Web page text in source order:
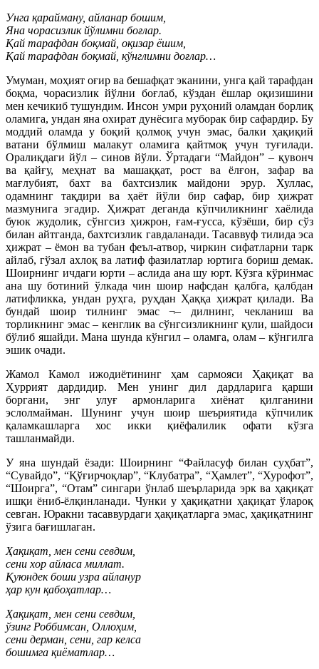
Унга қарайману, айланар бошим,
Яна чорасизлик йўлимни боғлар.
Қай тарафдан боқмай, оқизар ёшим,
Қай тарафдан боқмай, кўнглимни доғлар…
Умуман, моҳият оғир ва бешафқат эканини, унга қай тарафдан
боқма, чорасизлик йўлни боғлаб, кўздан ёшлар оқизишини
мен кечикиб тушундим. Инсон умри руҳоний оламдан борлиқ
оламига, ундан яна охират дунёсига муборак бир сафардир. Бу
моддий оламда у боқий қолмоқ учун эмас, балки ҳақиқий
ватани бўлмиш малакут оламига қайтмоқ учун туғилади.
Оралиқдаги йўл – синов йўли. Ўртадаги “Майдон” – қувонч
ва қайғу, меҳнат ва машаққат, рост ва ёлғон, зафар ва
мағлубият, бахт ва бахтсизлик майдони эрур. Хуллас,
одамнинг тақдири ва ҳаёт йўли бир сафар, бир ҳижрат
мазмунига эгадир. Ҳижрат деганда кўпчиликнинг хаёлида
буюк жудолик, сўнгсиз ҳижрон, ғам-ғусса, кўзёши, бир сўз
билан айтганда, бахтсизлик гавдаланади. Тасаввуф тилида эса
ҳижрат – ёмон ва тубан феъл-атвор, чиркин сифатларни тарк
айлаб, гўзал ахлоқ ва латиф фазилатлар юртига бориш демак.
Шоирнинг ичдаги юрти – аслида ана шу юрт. Кўзга кўринмас
ана шу ботиний ўлкада чин шоир нафсдан қалбга, қалбдан
латифликка, ундан руҳга, руҳдан Ҳаққа ҳижрат қилади. Ва
бундай шоир тилнинг эмас ¬– дилнинг, чекланиш ва
торликнинг эмас – кенглик ва сўнгсизликнинг қули, шайдоси
бўлиб яшайди. Мана шунда кўнгил – оламга, олам – кўнгилга
эшик очади.
Жамол Камол ижодиётининг ҳам сармояси Ҳақиқат ва
Ҳуррият дардидир. Мен унинг дил дардларига қарши
боргани, энг улуғ армонларига хиёнат қилганини
эслолмайман. Шунинг учун шоир шеъриятида кўпчилик
қаламкашларга хос икки қиёфалилик офати кўзга
ташланмайди.
У яна шундай ёзади: Шоирнинг “Файласуф билан суҳбат”,
“Сувайдо”, “Қўғирчоқлар”, “Клубатра”, “Ҳамлет”, “Хурофот”,
“Шоирга”, “Отам” сингари ўнлаб шеърларида эрк ва ҳақиқат
ишқи ёниб-ёлқинланади. Чунки у ҳақиқатни ҳақиқат ўлароқ
севган. Юракни тасаввурдаги ҳақиқатларга эмас, ҳақиқатнинг
ўзига бағишлаган.
Ҳақиқат, мен сени севдим,
сени хор айласа миллат.
Қуюндек боши узра айланур
ҳар кун қабоҳатлар…
Ҳақиқат, мен сени севдим,
ўзинг Роббимсан, Оллоҳим,
сени дерман, сени, гар келса
бошимга қиёматлар…